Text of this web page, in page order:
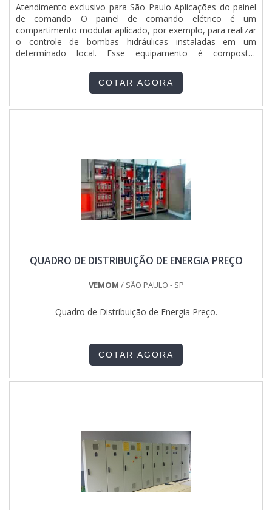
Atendimento exclusivo para São Paulo Aplicações do painel
de comando O painel de comando elétrico é um
compartimento modular aplicado, por exemplo, para realizar
o controle de bombas hidráulicas instaladas em um
determinado local. Esse equipamento é composto,
acondicionados componentes como: Contatores;
Disjuntores; Relés; Chaves comutadoras; Equipamentos de
COTAR AGORA
QUADRO DE DISTRIBUIÇÃO DE ENERGIA PREÇO
VEMOM / SÃO PAULO - SP
Quadro de Distribuição de Energia Preço.
COTAR AGORA